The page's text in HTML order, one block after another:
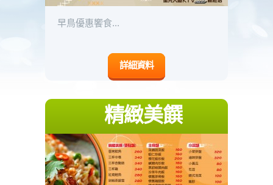
早鳥優惠饗食...
詳細資料
精緻美饌